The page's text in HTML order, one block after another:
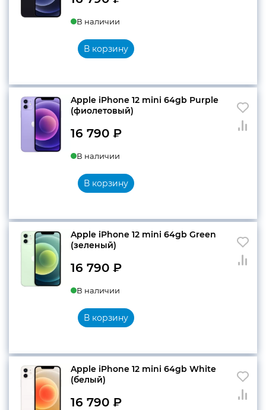
В наличии
В корзину
Apple iPhone 12 mini 64gb Purple
(фиолетовый)
16 790 ₽
В наличии
В корзину
Apple iPhone 12 mini 64gb Green
(зеленый)
16 790 ₽
В наличии
В корзину
Apple iPhone 12 mini 64gb White
(белый)
16 790 ₽